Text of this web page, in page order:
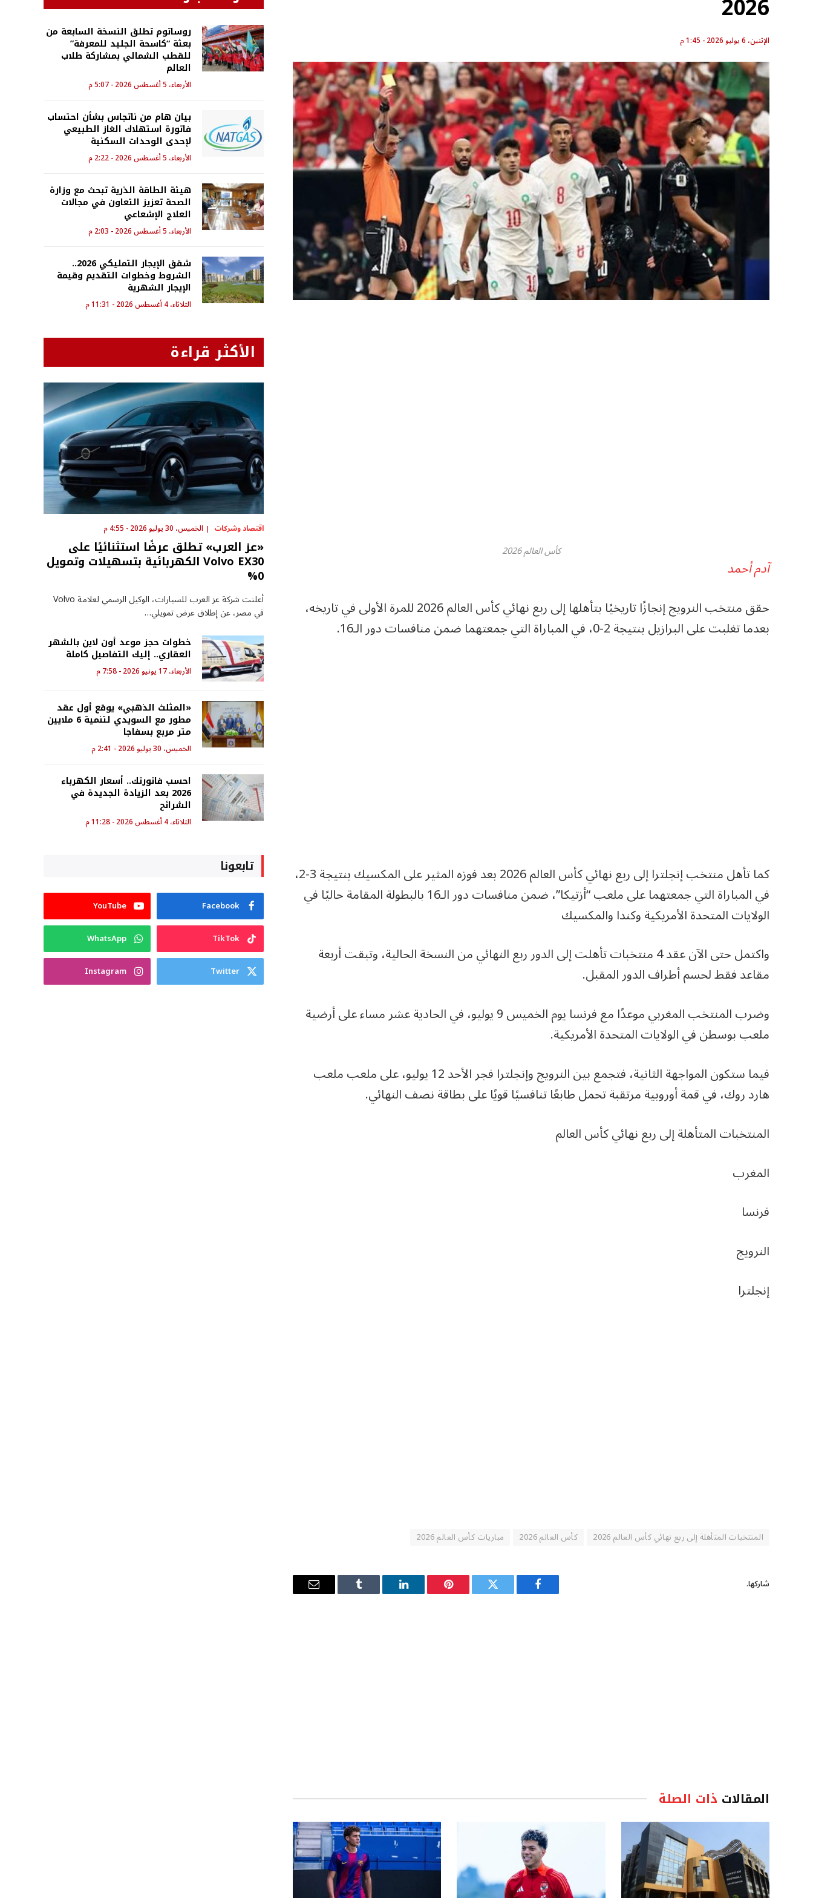
2026
الإثنين، 6 يوليو 2026 - 1:45 م
كأس العالم 2026
آدم أحمد
حقق منتخب النرويج إنجازًا تاريخيًا بتأهلها إلى ربع نهائي كأس العالم 2026 للمرة الأولى في تاريخه،
بعدما تغلبت على البرازيل بنتيجة 2-0، في المباراة التي جمعتهما ضمن منافسات دور الـ16.
كما تأهل منتخب إنجلترا إلى ربع نهائي كأس العالم 2026 بعد فوزه المثير على المكسيك بنتيجة 3-2،
في المباراة التي جمعتهما على ملعب “أزتيكا”، ضمن منافسات دور الـ16 بالبطولة المقامة حاليًا في
الولايات المتحدة الأمريكية وكندا والمكسيك
واكتمل حتى الآن عقد 4 منتخبات تأهلت إلى الدور ربع النهائي من النسخة الحالية، وتبقت أربعة
مقاعد فقط لحسم أطراف الدور المقبل.
وضرب المنتخب المغربي موعدًا مع فرنسا يوم الخميس 9 يوليو، في الحادية عشر مساء على أرضية
ملعب بوسطن في الولايات المتحدة الأمريكية.
فيما ستكون المواجهة الثانية، فتجمع بين النرويج وإنجلترا فجر الأحد 12 يوليو، على ملعب ملعب
هارد روك، في قمة أوروبية مرتقبة تحمل طابعًا تنافسيًا قويًا على بطاقة نصف النهائي.
المنتخبات المتأهلة إلى ربع نهائي كأس العالم
المغرب
فرنسا
النرويج
إنجلترا
المنتخبات المتأهلة إلى ربع نهائي كأس العالم 2026 كأس العالم 2026 مباريات كأس العالم 2026
شاركها.
فيسبوك تويتر بينتيريستلينكدإن Tumblr
البريد
المقالات ذات الصلة
روساتوم تطلق النسخة السابعة من
بعثة “كاسحة الجليد للمعرفة”
للقطب الشمالي بمشاركة طلاب
العالم
الأربعاء، 5 أغسطس 2026 - 5:07 م
بيان هام من ناتجاس بشأن احتساب
فاتورة استهلاك الغاز الطبيعي
لإحدى الوحدات السكنية
الأربعاء، 5 أغسطس 2026 - 2:22 م
هيئة الطاقة الذرية تبحث مع وزارة
الصحة تعزيز التعاون في مجالات
العلاج الإشعاعي
الأربعاء، 5 أغسطس 2026 - 2:03 م
شقق الإيجار التمليكي 2026..
الشروط وخطوات التقديم وقيمة
الإيجار الشهرية
الثلاثاء، 4 أغسطس 2026 - 11:31 م
الأكثر قراءة
اقتصاد وشركات الخميس، 30 يوليو 2026 - 4:55 م
«عز العرب» تطلق عرضًا استثنائيًا على
Volvo EX30 الكهربائية بتسهيلات وتمويل
0%
أعلنت شركة عز العرب للسيارات، الوكيل الرسمي لعلامة Volvo
في مصر، عن إطلاق عرض تمويلي…
خطوات حجز موعد أون لاين بالشهر
العقاري.. إليك التفاصيل كاملة
الأربعاء، 17 يونيو 2026 - 7:58 م
«المثلث الذهبي» يوقع أول عقد
مطور مع السويدي لتنمية 6 ملايين
متر مربع بسفاجا
الخميس، 30 يوليو 2026 - 2:41 م
احسب فاتورتك.. أسعار الكهرباء
2026 بعد الزيادة الجديدة في
الشرائح
الثلاثاء، 4 أغسطس 2026 - 11:28 م
تابعونا
Facebook
YouTube
TikTok
WhatsApp
Twitter
Instagram